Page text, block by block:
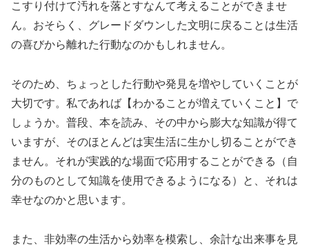
こすり付けて汚れを落とすなんて考えることができませ
ん。おそらく、グレードダウンした文明に戻ることは生活
の喜びから離れた行動なのかもしれません。
そのため、ちょっとした行動や発見を増やしていくことが
大切です。私であれば【わかることが増えていくこと】で
しょうか。普段、本を読み、その中から膨大な知識が得て
いますが、そのほとんどは実生活に生かし切ることができ
ません。それが実践的な場面で応用することができる（自
分のものとして知識を使用できるようになる）と、それは
幸せなのかと思います。
また、非効率の生活から効率を模索し、余計な出来事を見